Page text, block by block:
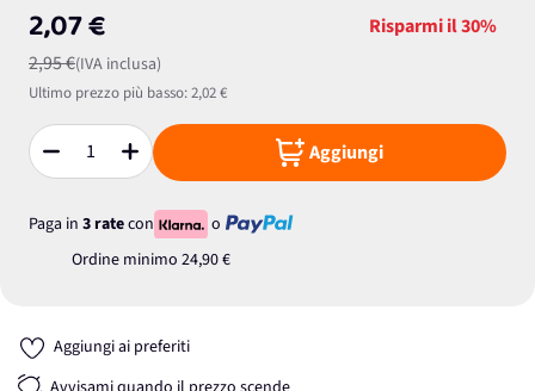
2,07 €
2,95 €(IVA inclusa)
Risparmi il30%
Ultimo prezzo più basso:2,02 €
Quantità Aggiungi
Paga in 3 ratecon
o
Ordine minimo 24,90 €
Aggiungi ai preferiti